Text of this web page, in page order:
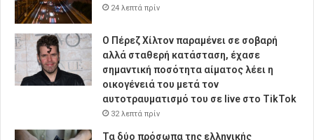
24 λεπτά πρίν
Ο Πέρεζ Χίλτον παραμένει σε σοβαρή
αλλά σταθερή κατάσταση, έχασε
σημαντική ποσότητα αίματος λέει η
οικογένειά του μετά τον
αυτοτραυματισμό του σε live στο TikTok
32 λεπτά πρίν
Τα δύο πρόσωπα της ελληνικής